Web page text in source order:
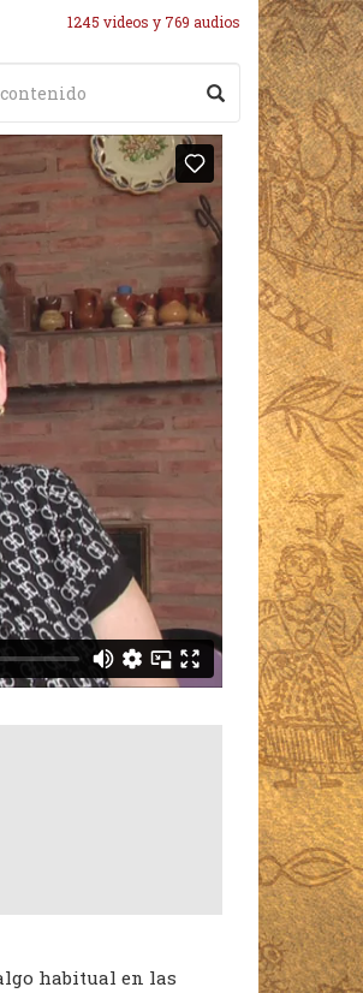
1245 videos y 769 audios
habitual en las